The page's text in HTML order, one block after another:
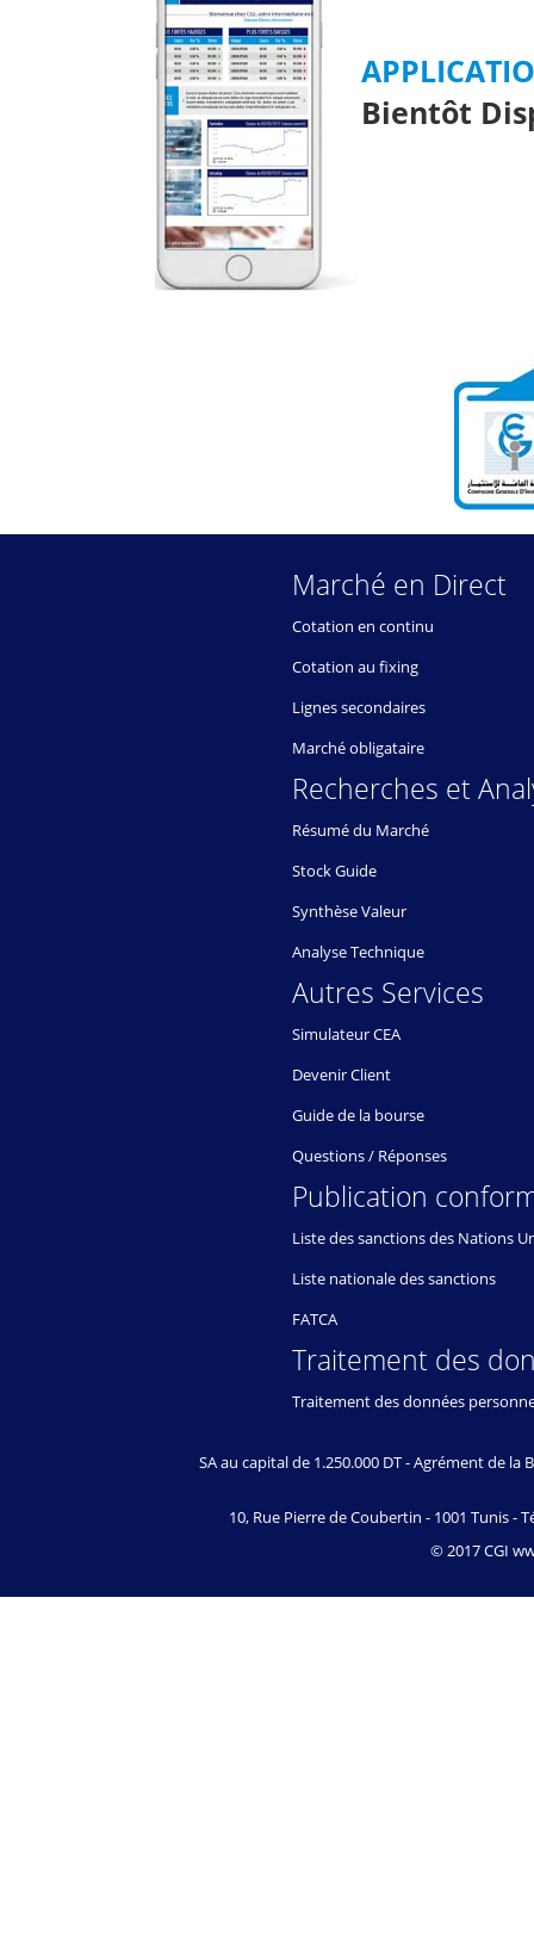
Bientôt
Marché en Direct
Cotation en continu
Cotation au fixing
Lignes secondaires
Marché obligataire
Recherches et
Résumé du Marché
Stock Guide
Synthèse Valeur
Analyse Technique
Autres Services
Simulateur CEA
Devenir Client
Guide de la bourse
Questions / Réponses
Publication
Liste des sanctions des Nations
Liste nationale des sanctions
FATCA
Traitement des
Traitement des données
SA au capital de 1.250.000 DT - Agrément de la
10, Rue Pierre de Coubertin - 1001 Tunis -
© 2017 CGI